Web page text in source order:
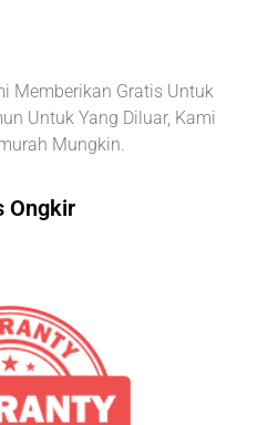
Memberikan Gratis Untuk
Untuk Yang Diluar, Kami
Mungkin.
Ongkir